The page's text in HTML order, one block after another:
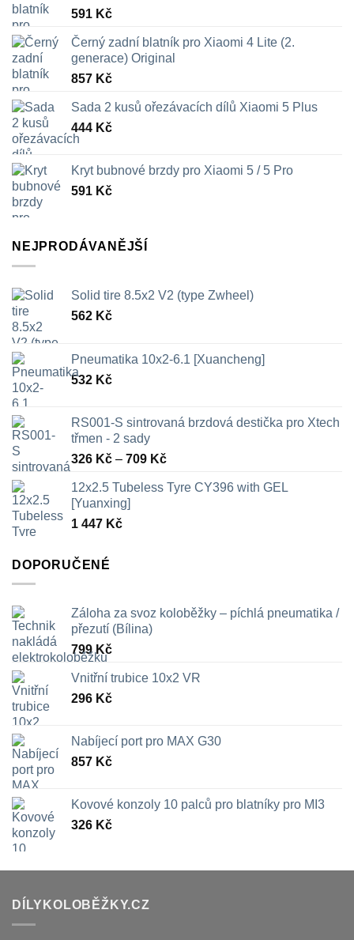
591 Kč
Černý zadní blatník pro Xiaomi 4 Lite (2.
generace) Original
857 Kč
Sada 2 kusů ořezávacích dílů Xiaomi 5 Plus
444 Kč
Kryt bubnové brzdy pro Xiaomi 5 / 5 Pro
591 Kč
NEJPRODÁVANĚJŠÍ
Solid tire 8.5x2 V2 (type Zwheel)
562 Kč
Pneumatika 10x2-6.1 [Xuancheng]
532 Kč
RS001-S sintrovaná brzdová destička pro Xtech
třmen - 2 sady
326 Kč – 709 KčRozpětí
326 Kč
12x2.5 Tubeless Tyre CY396 with GEL
[Yuanxing]
1 447 Kč
DOPORUČENÉ
Záloha za svoz koloběžky – píchlá pneumatika /
přezutí (Bílina)
799Kč
Vnitřní trubice 10x2 VR
296 Kč
Nabíjecí port pro MAX G30
857 Kč
Kovové konzoly 10 palců pro blatníky pro MI3
326 Kč
DÍLYKOLOBĚŽKY.CZ